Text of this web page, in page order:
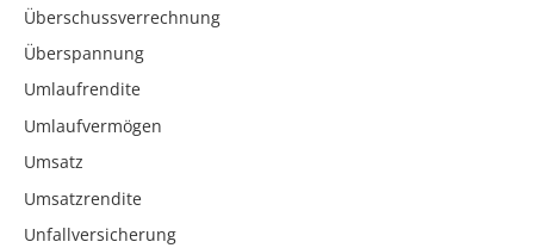
Überschussverrechnung
Überspannung
Umlaufrendite
Umlaufvermögen
Umsatz
Umsatzrendite
Unfallversicherung